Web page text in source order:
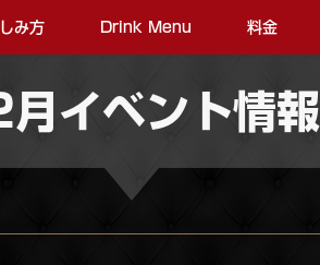
み方 Drink Menu 料金
イベント情報